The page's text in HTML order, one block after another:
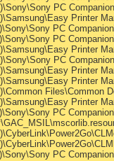
PC
Printer
PC
PC
Printer
PC
Printer
Printer
Files\Common
Printer
PC
PC